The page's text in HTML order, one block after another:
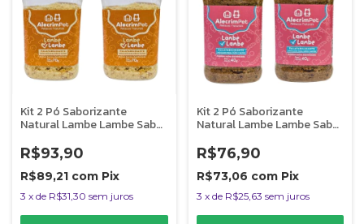
Kit 2 Pó Saborizante
Natural Lambe Lambe Sabor
R$93,90
R$89,21 com Pix
3 x de R$31,30 sem juros
Kit 2 Pó Saborizante
Natural Lambe Lambe Sabor
R$76,90
R$73,06 com Pix
3 x de R$25,63 sem juros